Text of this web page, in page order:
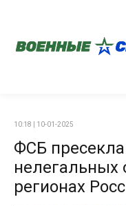
10:18 | 10-01-2025
ФСБ пресекла
нелегальных
регионах